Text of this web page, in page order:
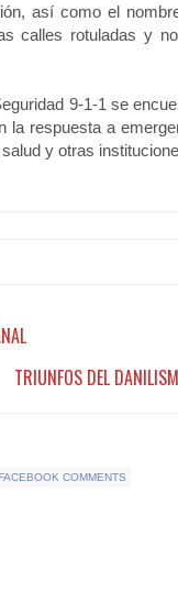
así como el
calles rotuladas y
9-1-1 se
la respuesta a
y otras
TRIUNFOS DEL
COMMENTS